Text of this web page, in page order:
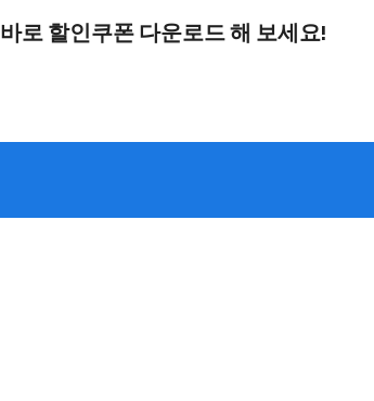
로 할인쿠폰 다운로드 해 보세요!